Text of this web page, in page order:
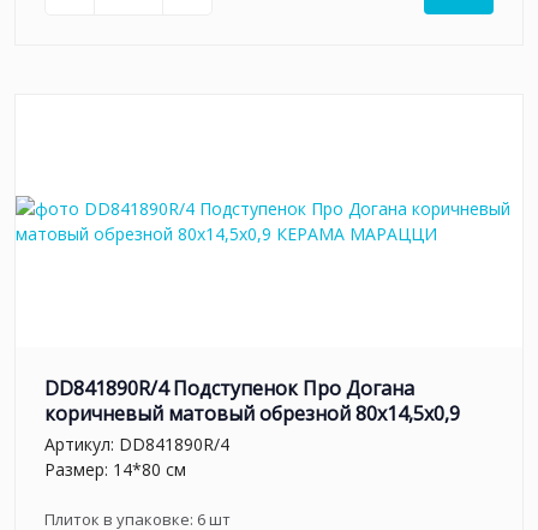
DD841890R/4 Подступенок Про Догана
коричневый матовый обрезной 80x14,5x0,9
Артикул: DD841890R/4
Размер: 14*80 см
Плиток в упаковке: 6шт